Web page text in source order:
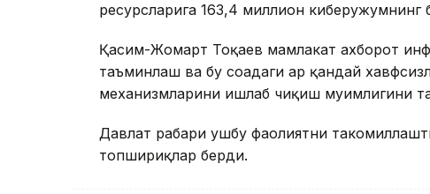
ресурсларига 163,4 миллион
Қасим-Жомарт Тоқаев мамлакат ахборот
таъминлаш ва бу соҳадаги ҳар қандай
механизмларини ишлаб чиқиш муҳимлигини
Давлат раҳбари ушбу фаолиятни
топшириқлар берди.